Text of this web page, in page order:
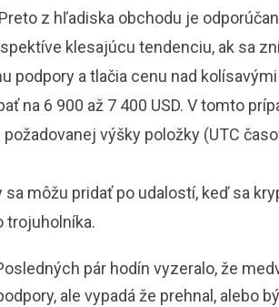
z hľadiska obchodu je
klesajúcu tendenciu, ak sa
podpory a tlačia cenu nad
na 6 900 až 7 400 USD. V tomto
požadovanej výšky položky (UTC
môžu pridať po udalostí, keď sa
trojuholníka.
pár hodín vyzeralo, že
ale vypadá že prehnal, alebo